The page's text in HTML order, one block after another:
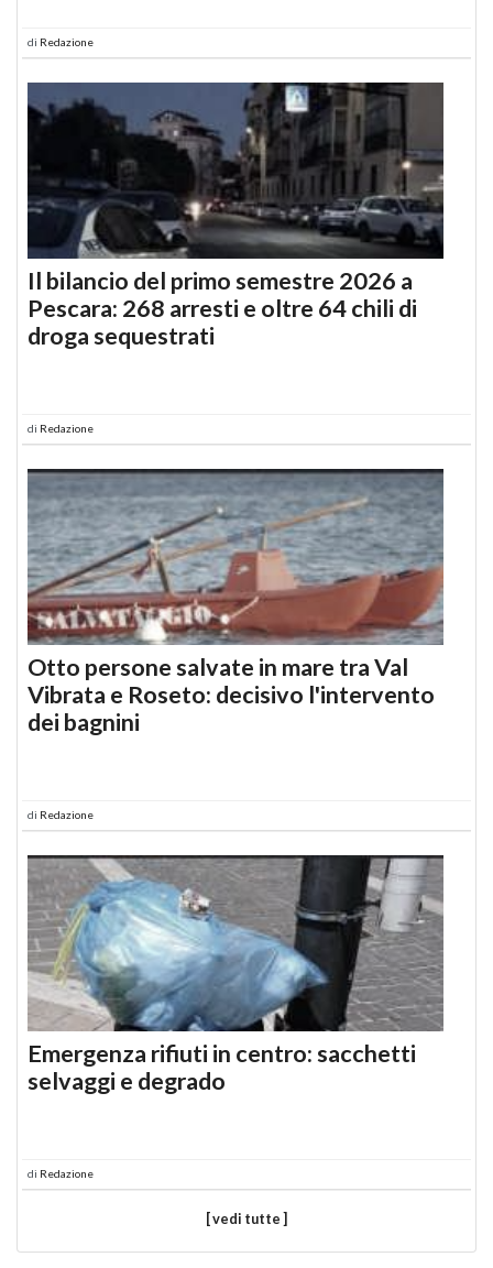
di Redazione
Il bilancio del primo semestre 2026 a
Pescara: 268 arresti e oltre 64 chili di
droga sequestrati
di Redazione
Otto persone salvate in mare tra Val
Vibrata e Roseto: decisivo l'intervento
dei bagnini
di Redazione
Emergenza rifiuti in centro: sacchetti
selvaggi e degrado
di Redazione
[ vedi tutte ]